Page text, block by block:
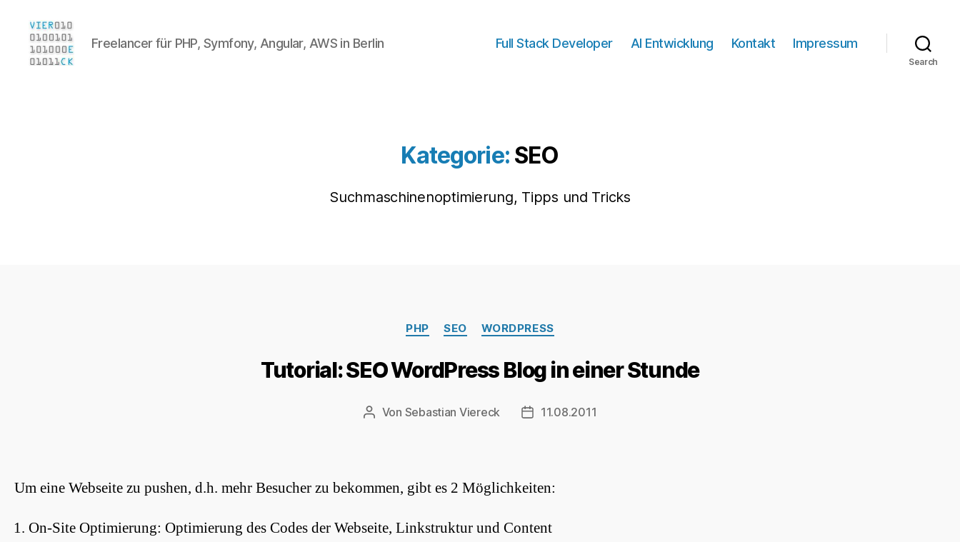
Freelancer für PHP, Symfony, Angular, AWS in Berlin Full Stack Developer AI Entwicklung Kontakt Impressum
Search
Kategorie: SEO
Suchmaschinenoptimierung, Tipps und Tricks
Kategorien
PHP SEO WORDPRESS
Tutorial: SEO WordPress Blog in einer Stunde
Beitragsautor
Von Sebastian Viereck Beitragsdatum
11.08.2011
Um eine Webseite zu pushen, d.h. mehr Besucher zu bekommen, gibt es 2 Möglichkeiten:
On-Site Optimierung: Optimierung des Codes der Webseite, Linkstruktur und Content